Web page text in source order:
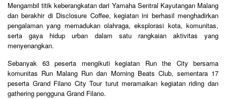
Mengambil titik keberangkatan dari Yamaha Sentral Kayutangan Malang
dan berakhir di Disclosure Coffee, kegiatan ini berhasil menghadirkan
pengalaman yang memadukan olahraga, eksplorasi kota, komunitas,
serta gaya hidup urban dalam satu rangkaian aktivitas yang
menyenangkan.
Sebanyak 63 peserta mengikuti kegiatan Run the City bersama
komunitas Run Malang Run dan Morning Beats Club, sementara 17
peserta Grand Filano City Tour turut meramaikan kegiatan riding dan
gathering pengguna Grand Filano.